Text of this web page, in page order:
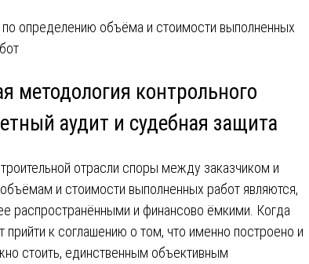
методология контрольного
аудит и судебная защита
отрасли споры между заказчиком и
и стоимости выполненных работ являются,
распространёнными и финансово ёмкими. Когда
прийти к соглашению о том, что именно построено и
стоить, единственным объективным